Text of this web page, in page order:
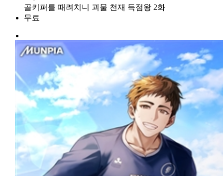
골키퍼를 때려치니 괴물 천재 득점왕 2화
무료